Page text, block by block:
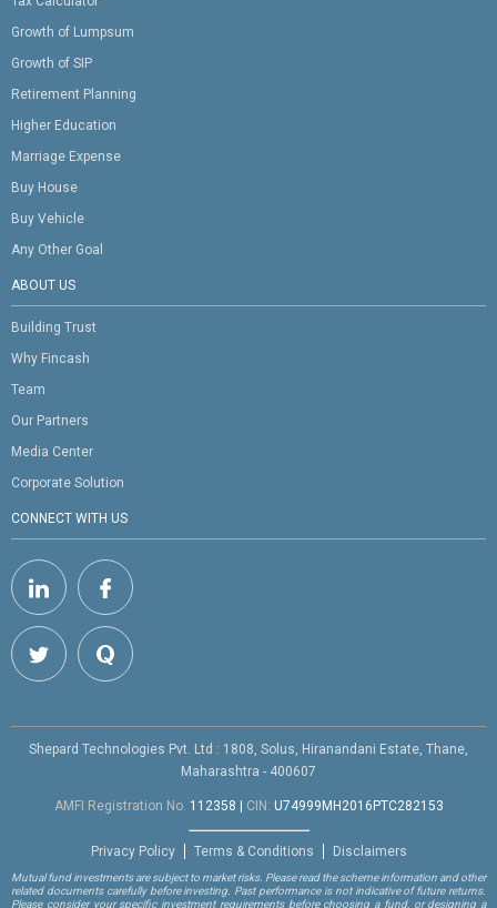
Growth of Lumpsum
Growth of SIP
Retirement Planning
Higher Education
Marriage Expense
Buy House
Buy Vehicle
Any Other Goal
ABOUT US
Building Trust
Why Fincash
Team
Our Partners
Media Center
Corporate Solution
CONNECT WITH US
Shepard Technologies Pvt. Ltd : 1808, Solus, Hiranandani Estate, Thane,
Maharashtra - 400607
AMFI Registration No. 112358 CIN: U74999MH2016PTC282153
Privacy Policy Terms & Conditions Disclaimers
Mutual fund investments are subject to market risks. Please read the scheme information and other
related documents carefully before investing. Past performance is not indicative of future returns.
Please consider your specific investment requirements before choosing a fund, or designing a